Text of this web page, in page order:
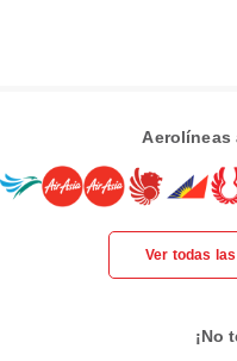
Aerolíneas
Ver todas
¡No